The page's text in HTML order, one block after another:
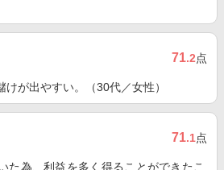
71.2点
が出やすい。（30代／女性）
71.1点
た為、利益を多く得ることができたこ